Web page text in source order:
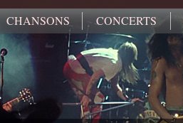
CHANSONS CONCERTS